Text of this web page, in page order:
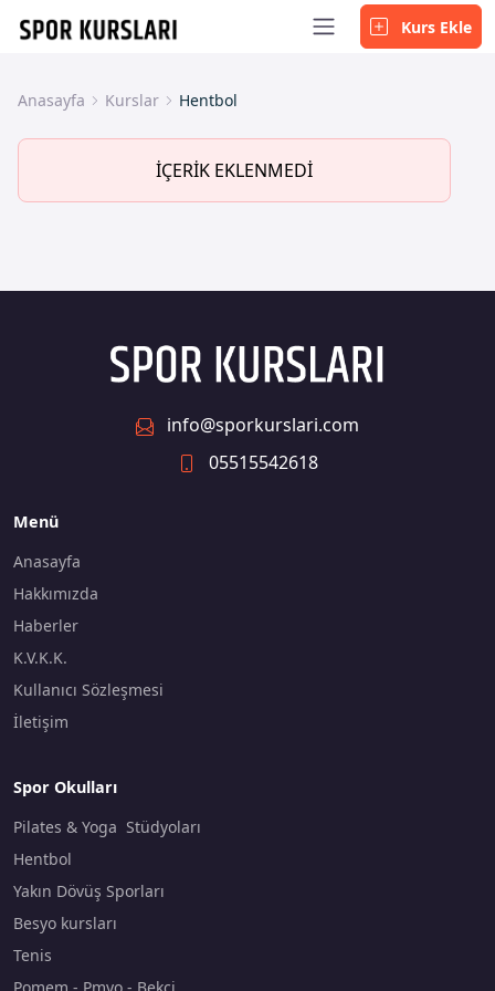
Kurs Ekle
Anasayfa Kurslar Hentbol
İÇERİK EKLENMEDİ
info@sporkurslari.com
05515542618
Menü
Anasayfa
Hakkımızda
Haberler
K.V.K.K.
Kullanıcı Sözleşmesi
İletişim
Spor Okulları
Pilates & Yoga Stüdyoları
Hentbol
Yakın Dövüş Sporları
Besyo kursları
Tenis